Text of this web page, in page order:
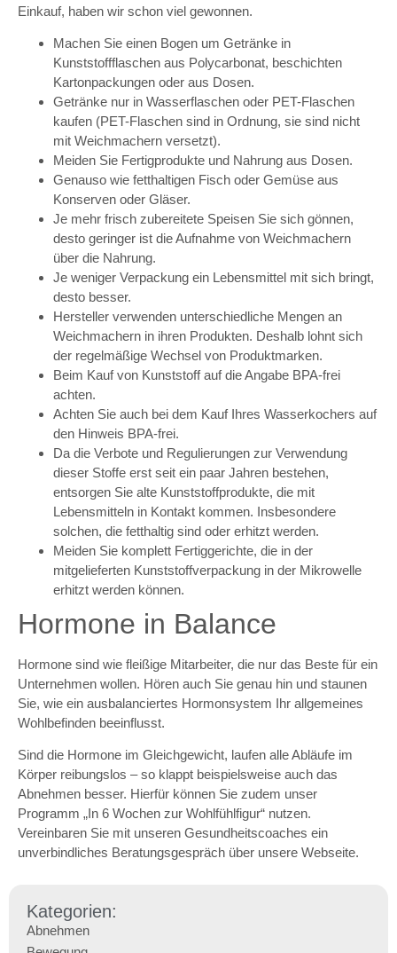
Einkauf, haben wir schon viel gewonnen.
Machen Sie einen Bogen um Getränke in
Kunststoffflaschen aus Polycarbonat, beschichten
Kartonpackungen oder aus Dosen.
Getränke nur in Wasserflaschen oder PET-Flaschen
kaufen (PET-Flaschen sind in Ordnung, sie sind nicht
mit Weichmachern versetzt).
Meiden Sie Fertigprodukte und Nahrung aus Dosen.
Genauso wie fetthaltigen Fisch oder Gemüse aus
Konserven oder Gläser.
Je mehr frisch zubereitete Speisen Sie sich gönnen,
desto geringer ist die Aufnahme von Weichmachern
über die Nahrung.
Je weniger Verpackung ein Lebensmittel mit sich bringt,
desto besser.
Hersteller verwenden unterschiedliche Mengen an
Weichmachern in ihren Produkten. Deshalb lohnt sich
der regelmäßige Wechsel von Produktmarken.
Beim Kauf von Kunststoff auf die Angabe BPA-frei
achten.
Achten Sie auch bei dem Kauf Ihres Wasserkochers auf
den Hinweis BPA-frei.
Da die Verbote und Regulierungen zur Verwendung
dieser Stoffe erst seit ein paar Jahren bestehen,
entsorgen Sie alte Kunststoffprodukte, die mit
Lebensmitteln in Kontakt kommen. Insbesondere
solchen, die fetthaltig sind oder erhitzt werden.
Meiden Sie komplett Fertiggerichte, die in der
mitgelieferten Kunststoffverpackung in der Mikrowelle
erhitzt werden können.
Hormone in Balance
Hormone sind wie fleißige Mitarbeiter, die nur das Beste für ein
Unternehmen wollen. Hören auch Sie genau hin und staunen
Sie, wie ein ausbalanciertes Hormonsystem Ihr allgemeines
Wohlbefinden beeinflusst.
Sind die Hormone im Gleichgewicht, laufen alle Abläufe im
Körper reibungslos – so klappt beispielsweise auch das
Abnehmen besser. Hierfür können Sie zudem unser
Programm „In 6 Wochen zur Wohlfühlfigur“ nutzen.
Vereinbaren Sie mit unseren Gesundheitscoaches ein
unverbindliches Beratungsgespräch über unsere Webseite.
Kategorien:
Abnehmen